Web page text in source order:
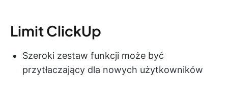
Limit ClickUp
Szeroki zestaw funkcji może być
przytłaczający dla nowych użytkowników